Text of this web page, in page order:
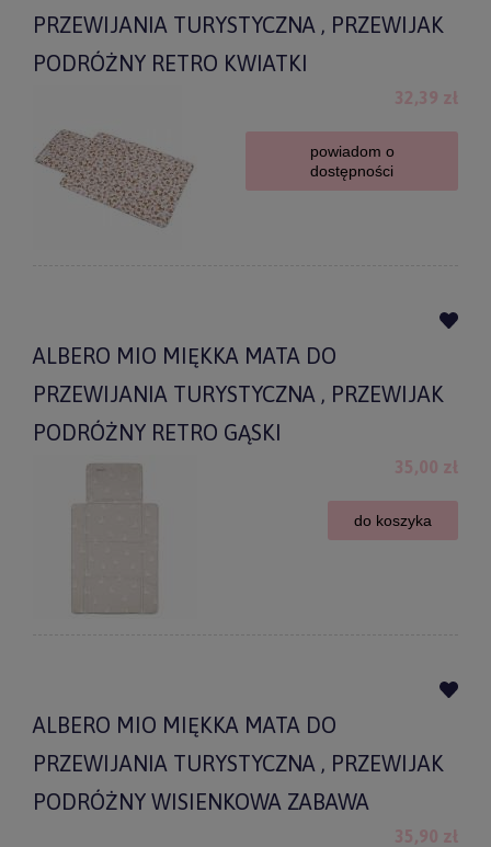
PRZEWIJANIA TURYSTYCZNA , PRZEWIJAK
PODRÓŻNY RETRO KWIATKI
32,39 zł
powiadom o
dostępności
ALBERO MIO MIĘKKA MATA DO
PRZEWIJANIA TURYSTYCZNA , PRZEWIJAK
PODRÓŻNY RETRO GĄSKI
35,00 zł
do koszyka
ALBERO MIO MIĘKKA MATA DO
PRZEWIJANIA TURYSTYCZNA , PRZEWIJAK
PODRÓŻNY WISIENKOWA ZABAWA
35,90 zł